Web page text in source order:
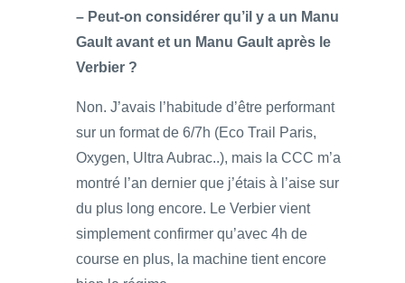
– Peut-on considérer qu’il y a un Manu
Gault avant et un Manu Gault après le
Verbier ?
Non. J’avais l’habitude d’être performant
sur un format de 6/7h (Eco Trail Paris,
Oxygen, Ultra Aubrac..), mais la CCC m’a
montré l’an dernier que j’étais à l’aise sur
du plus long encore. Le Verbier vient
simplement confirmer qu’avec 4h de
course en plus, la machine tient encore